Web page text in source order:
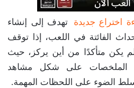
اختراع جديدة
تهدف إلى إنشاء
الفائتة في اللعب، إذا توقف
لم يكن متأكدًا من أين يركز، حيث
الملخصات على شكل مشاهد
الضوء على اللحظات المهمة.